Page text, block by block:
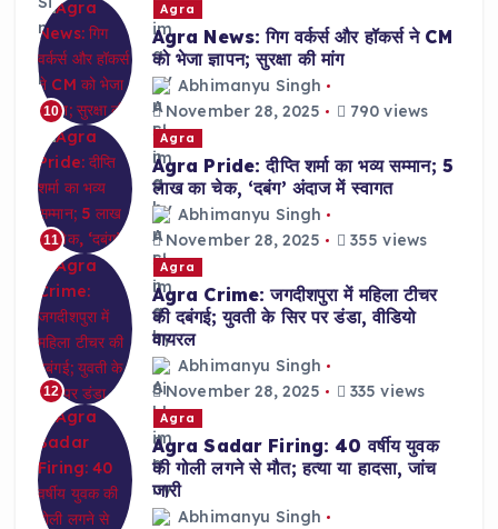
10
Agra
Agra News: गिग वर्कर्स और हॉकर्स ने CM
को भेजा ज्ञापन; सुरक्षा की मांग
Abhimanyu Singh
November 28, 2025
790 views
11
Agra
Agra Pride: दीप्ति शर्मा का भव्य सम्मान; 5
लाख का चेक, ‘दबंग’ अंदाज में स्वागत
Abhimanyu Singh
November 28, 2025
355 views
12
Agra
Agra Crime: जगदीशपुरा में महिला टीचर
की दबंगई; युवती के सिर पर डंडा, वीडियो
वायरल
Abhimanyu Singh
November 28, 2025
335 views
Agra
Agra Sadar Firing: 40 वर्षीय युवक
की गोली लगने से मौत; हत्या या हादसा, जांच
जारी
Abhimanyu Singh